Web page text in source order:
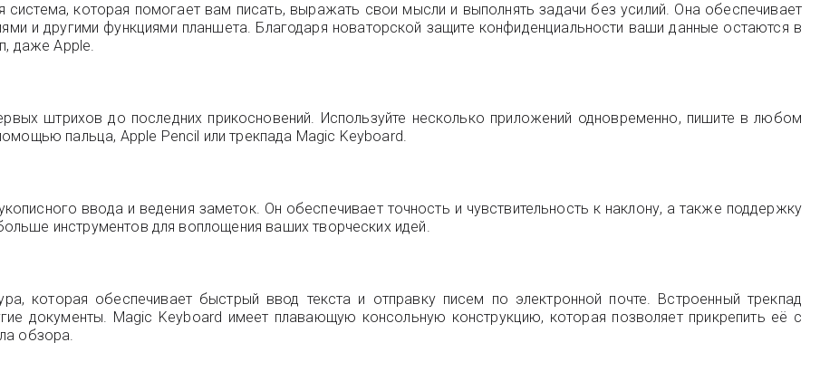
система, которая помогает вам писать, выражать свои мысли и выполнять задачи без усилий. Она обеспечивает
и другими функциями планшета. Благодаря новаторской защите конфиденциальности ваши данные остаются в
даже Apple.
штрихов до последних прикосновений. Используйте несколько приложений одновременно, пишите в любом
пальца, Apple Pencil или трекпада Magic Keyboard.
ввода и ведения заметок. Он обеспечивает точность и чувствительность к наклону, а также поддержку
инструментов для воплощения ваших творческих идей.
которая обеспечивает быстрый ввод текста и отправку писем по электронной почте. Встроенный трекпад
документы. Magic Keyboard имеет плавающую консольную конструкцию, которая позволяет прикрепить её с
обзора.